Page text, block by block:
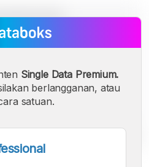
Single Data Premium.
berlangganan, atau
satuan.